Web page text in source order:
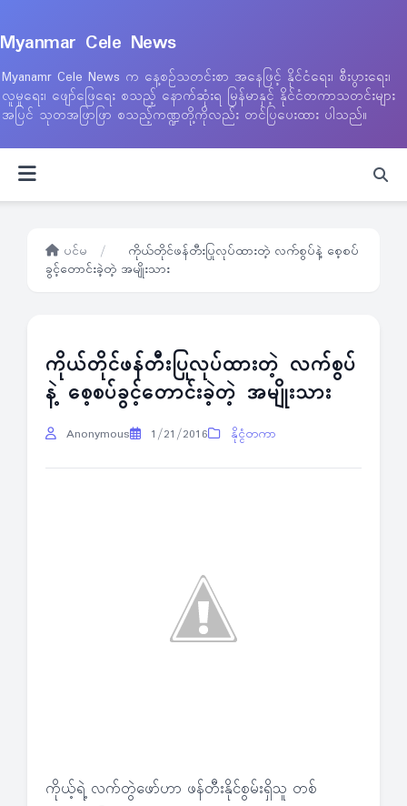
Myanmar Cele News
Myanamr Cele News က နေ့စဉ်သတင်းစာ အနေဖြင့် နိုင်ငံရေး၊ စီးပွားရေး၊
လူမှုရေး၊ ဖျော်ဖြေရေး စသည့် နောက်ဆုံးရ မြန်မာနှင့် နိုင်ငံတကာသတင်းများ
အပြင် သုတအဖြာဖြာ စသည့်ကဏ္ဍတို့ကိုလည်း တင်ပြပေးထား ပါသည်။
ပင်မ /
ကိုယ်တိုင်ဖန်တီးပြုလုပ်ထားတဲ့ လက်စွပ်နဲ့ စေ့စပ်
ခွင့်တောင်းခဲ့တဲ့ အမျိုးသား
ကိုယ်တိုင်ဖန်တီးပြုလုပ်ထားတဲ့ လက်စွပ်
နဲ့ စေ့စပ်ခွင့်တောင်းခဲ့တဲ့ အမျိုးသား
Anonymous 1/21/2016 နိုင္ငံတကာ
ကိုယ့်ရဲ့ လက်တွဲဖော်ဟာ ဖန်တီးနိုင်စွမ်းရှိသူ တစ်